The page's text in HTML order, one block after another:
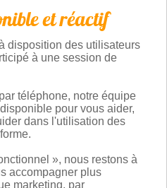
et réactif
disposition des utilisateurs
à une session de
téléphone, notre équipe
pour vous aider,
dans l'utilisation des
», nous restons à
accompagner plus
marketing, par